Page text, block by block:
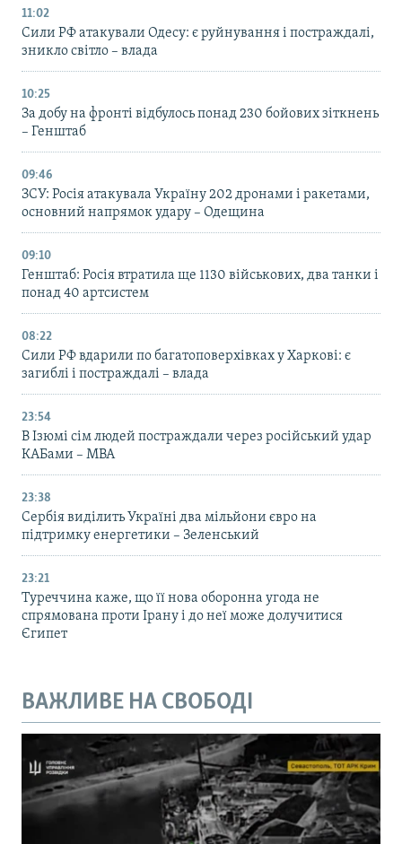
11:02
Сили РФ атакували Одесу: є руйнування і постраждалі,
зникло світло – влада
10:25
За добу на фронті відбулось понад 230 бойових зіткнень
– Генштаб
09:46
ЗСУ: Росія атакувала Україну 202 дронами і ракетами,
основний напрямок удару – Одещина
09:10
Генштаб: Росія втратила ще 1130 військових, два танки і
понад 40 артсистем
08:22
Сили РФ вдарили по багатоповерхівках у Харкові: є
загиблі і постраждалі – влада
23:54
В Ізюмі сім людей постраждали через російський удар
КАБами – МВА
23:38
Сербія виділить Україні два мільйони євро на
підтримку енергетики – Зеленський
23:21
Туреччина каже, що її нова оборонна угода не
спрямована проти Ірану і до неї може долучитися
Єгипет
ВАЖЛИВЕ НА СВОБОДІ